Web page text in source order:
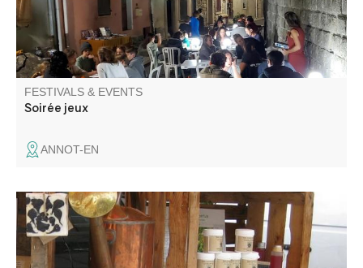
FESTIVALS & EVENTS
Soirée jeux
ANNOT-EN
The markets on offer are events for certified producers
and craftsmen, with products coming directly from their
farms or workshops in the Alpes de Haute-Provence or